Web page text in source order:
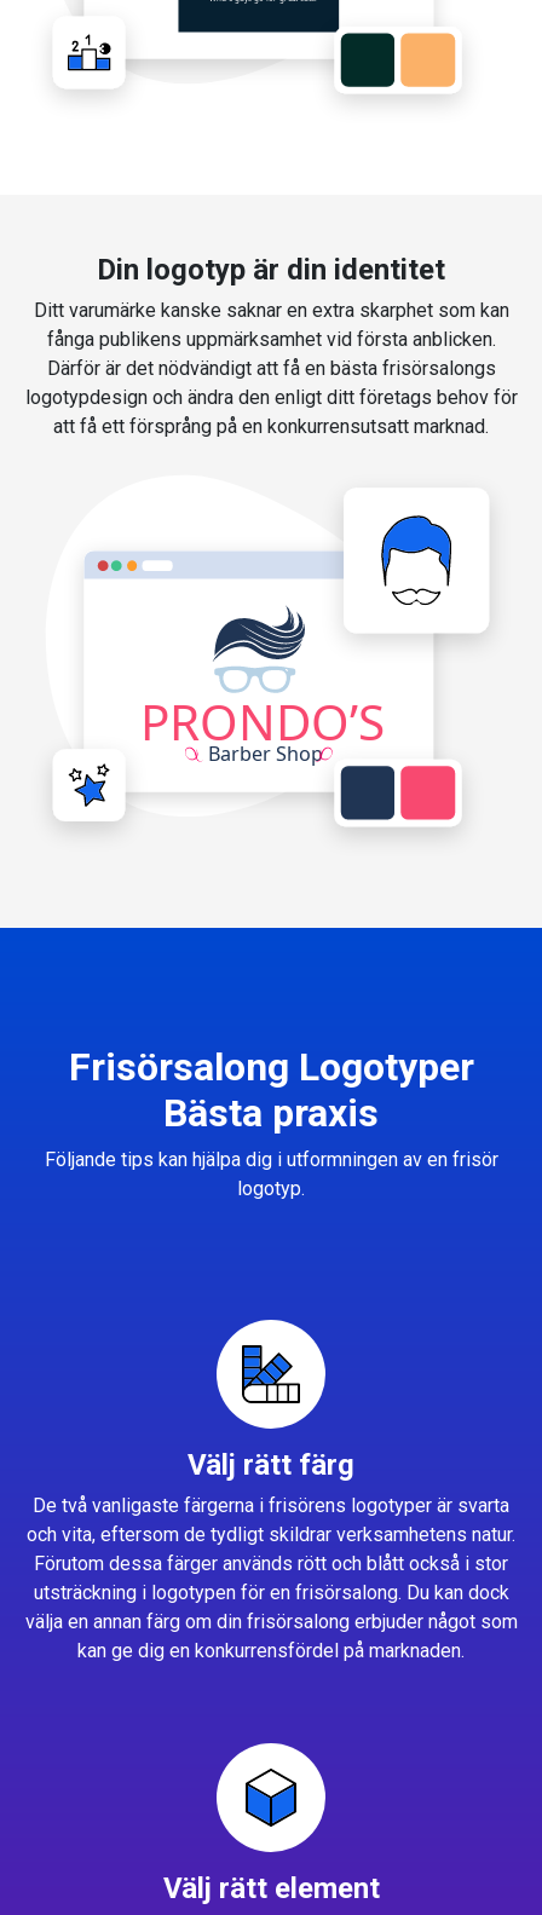
Din logotyp är din identitet
Ditt varumärke kanske saknar en extra skarphet som kan
fånga publikens uppmärksamhet vid första anblicken.
Därför är det nödvändigt att få en bästa frisörsalongs
logotypdesign och ändra den enligt ditt företags behov för
att få ett försprång på en konkurrensutsatt marknad.
Frisörsalong Logotyper
Bästa praxis
Följande tips kan hjälpa dig i utformningen av en frisör
logotyp.
Välj rätt färg
De två vanligaste färgerna i frisörens logotyper är svarta
och vita, eftersom de tydligt skildrar verksamhetens natur.
Förutom dessa färger används rött och blått också i stor
utsträckning i logotypen för en frisörsalong. Du kan dock
välja en annan färg om din frisörsalong erbjuder något som
kan ge dig en konkurrensfördel på marknaden.
Välj rätt element